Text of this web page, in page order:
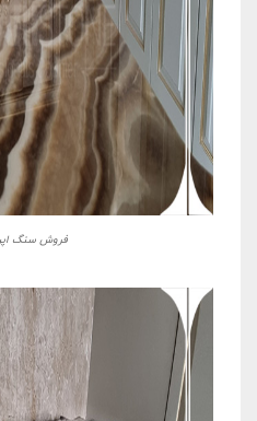
فروش سنگ